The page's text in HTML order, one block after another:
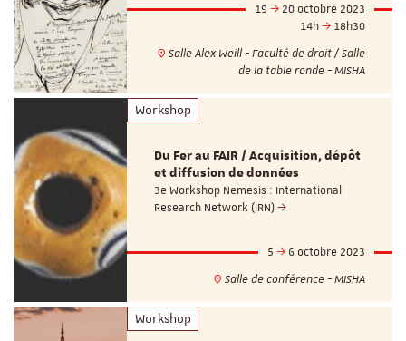
19
20 octobre 2023
14h
18h30
Salle Alex Weill - Faculté de droit / Salle
de la table ronde - MISHA
Workshop
Du Fer au FAIR / Acquisition, dépôt
et diffusion de données
3e Workshop Nemesis : International
Research Network (IRN)
5
6 octobre 2023
Salle de conférence - MISHA
Workshop